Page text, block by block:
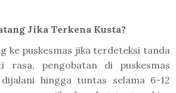
Jika Terkena Kusta?
ke puskesmas jika terdeteksi tanda
rasa, pengobatan di puskesmas
hingga tuntas selama 6-12